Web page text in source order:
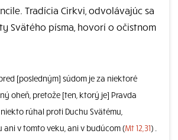
Tradícia Cirkvi, odvolávajúc sa
Svätého písma, hovorí o očistnom
[posledným] súdom je za niektoré
oheň, pretože [ten, ktorý je] Pravda
rúhal proti Duchu Svätému,
ani v tomto veku, ani v budúcom (Mt 12,31) .